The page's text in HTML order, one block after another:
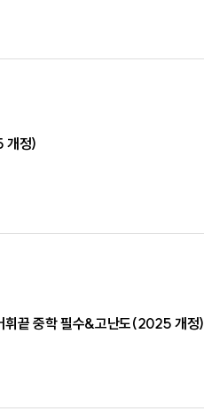
개정)
휘끝 중학 필수&고난도(2025 개정)